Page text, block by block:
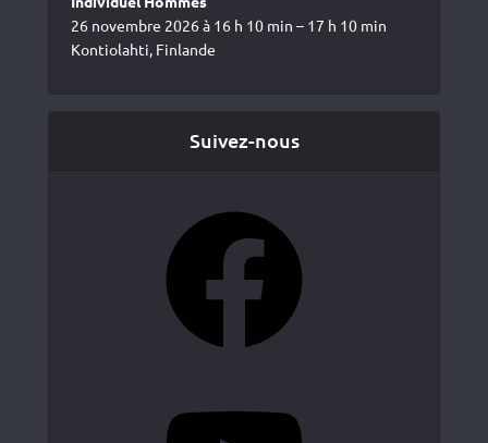
26 novembre 2026 à 16 h 10 min – 17 h 10 min
Kontiolahti, Finlande
Suivez-nous